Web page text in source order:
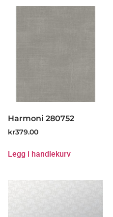
Harmoni 280752
kr379.00
Legg i handlekurv